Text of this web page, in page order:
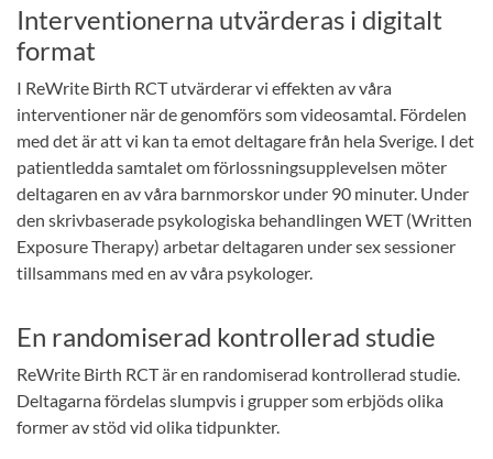
Interventionerna utvärderas i digitalt
format
I ReWrite Birth RCT utvärderar vi effekten av våra
interventioner när de genomförs som videosamtal. Fördelen
med det är att vi kan ta emot deltagare från hela Sverige. I det
patientledda samtalet om förlossningsupplevelsen möter
deltagaren en av våra barnmorskor under 90 minuter. Under
den skrivbaserade psykologiska behandlingen WET (Written
Exposure Therapy) arbetar deltagaren under sex sessioner
tillsammans med en av våra psykologer.
En randomiserad kontrollerad studie
ReWrite Birth RCT är en randomiserad kontrollerad studie.
Deltagarna fördelas slumpvis i grupper som erbjöds olika
former av stöd vid olika tidpunkter.